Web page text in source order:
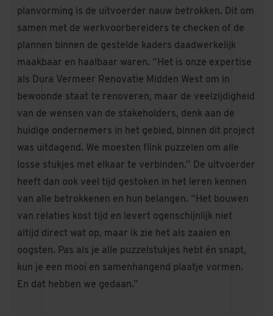
planvorming is de uitvoerder nauw betrokken. Dit om
samen met de werkvoorbereiders te checken of de
plannen binnen de gestelde kaders daadwerkelijk
maakbaar en haalbaar waren. “Het is onze expertise
als Dura Vermeer Renovatie Midden West om in
bewoonde staat te renoveren, maar de veelzijdigheid
van de wensen van de stakeholders, denk aan de
huidige ondernemers in het gebied, binnen dit project
was uitdagend. We moesten flink puzzelen om alle
losse stukjes met elkaar te verbinden.” De uitvoerder
heeft dan ook veel tijd gestoken in het leren kennen
van alle betrokkenen en hun belangen. “Het bouwen
van relaties kost tijd en levert ogenschijnlijk niet
altijd direct wat op, maar ik zie het als zaaien en
oogsten. Pas als je alle puzzelstukjes hebt én snapt,
kun je een mooi en samenhangend plaatje vormen.
En dat hebben we gedaan.”